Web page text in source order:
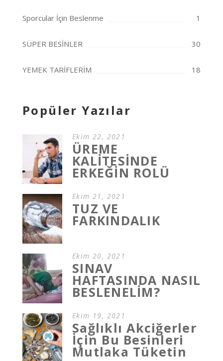
Sporcular İçin Beslenme 1
SÜPER BESİNLER 30
YEMEK TARİFLERİM 18
Popüler Yazılar
Ekim 22, 2021
ÜREME
KALİTESİNDE
ERKEĞİN ROLÜ
Ekim 21, 2021
TUZ VE
FARKINDALIK
Ekim 20, 2021
SINAV
HAFTASINDA NASIL
BESLENELİM?
Ekim 19, 2021
Sağlıklı Akciğerler
İçin Bu Besinleri
Mutlaka Tüketin